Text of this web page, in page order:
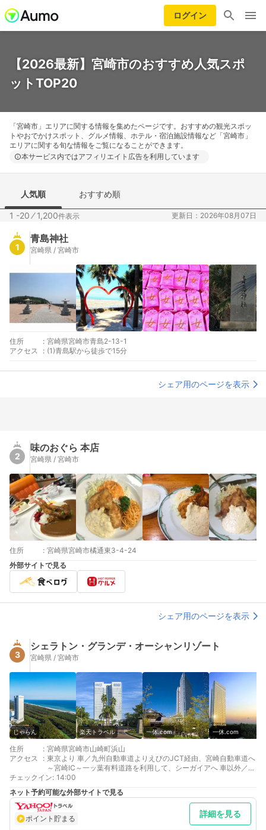
ログイン
【2026最新】宮崎市のおすすめ人気スポ
ットTOP20
「宮崎市」エリアに関する情報を集めたページです。おすすめの観光スポッ
トやおでかけスポット、グルメ情報、ホテル・宿泊施設情報など「宮崎市」
エリアに関する旬な情報をご覧になることができます。
本サービス内ではアフィリエイト広告を利用しています
人気順 おすすめ順
1 -20 ⁄1,200件表示 更新日：2026年08月07日
1
青島神社
宮崎県 / 宮崎市
住所 : 宮崎県宮崎市青島2-13-1
アクセス
: (1)青島駅から徒歩で15分
シェア用のページを表示
2
味のおぐら 本店
宮崎県 / 宮崎市
住所 : 宮崎県宮崎市橘通東3-4-24
外部サイトで見る
シェア用のページを表示
3
シェラトン・グランデ・オーシャンリゾート
宮崎県 / 宮崎市
じゃらん 楽天トラベル 一休.com 一休.com
住所 : 宮崎県宮崎市山崎町浜山
アクセス
: 東京より 車／九州自動車道よりえびのJCT経由、宮崎自動車道へ
～宮崎IC～一ッ葉有料道路を利用して、シーガイアへ 車以外／宮
崎空港より直行バス（有料）。約35分
福岡より 車／九州自動車道よりえびのJCT経由、宮崎自動車道へ
～宮崎IC～一ッ葉有料道路を利用して、シーガイアへ 車以外／日
豊本線JR宮崎駅下車、車で約20分
補足 車／シーガイア内、無料駐車場あり。大型車もOK 車以外／
JR宮崎駅より路線バス（有料）
チェックイン: 14:00
ネット予約可能な外部サイトで見る
ポイント貯まる 詳細を見る